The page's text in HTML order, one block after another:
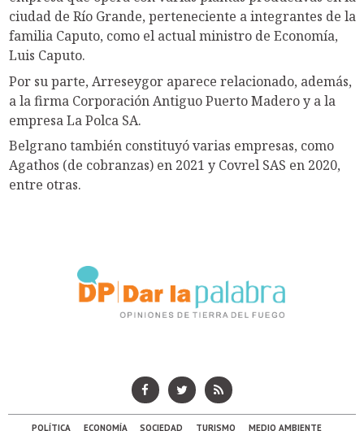
ciudad de Río Grande, perteneciente a integrantes de la
familia Caputo, como el actual ministro de Economía,
Luis Caputo.
Por su parte, Arreseygor aparece relacionado, además,
a la firma Corporación Antiguo Puerto Madero y a la
empresa La Polca SA.
Belgrano también constituyó varias empresas, como
Agathos (de cobranzas) en 2021 y Covrel SAS en 2020,
entre otras.
POLÍTICA ECONOMÍA SOCIEDAD TURISMO MEDIO AMBIENTE